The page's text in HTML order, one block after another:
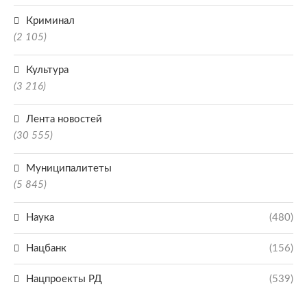
Криминал
(2 105)
Культура
(3 216)
Лента новостей
(30 555)
Муниципалитеты
(5 845)
Наука (480)
Нацбанк (156)
Нацпроекты РД (539)